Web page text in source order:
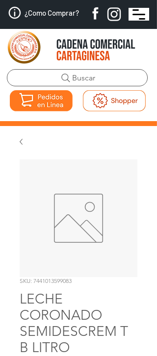
¿Como Comprar?
Buscar
SKU: 7441013599083
LECHE
CORONADO
SEMIDESCREM T
B LITRO